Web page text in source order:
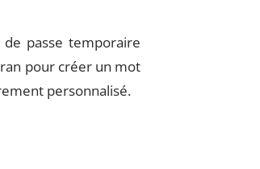
passe temporaire
pour créer un mot
personnalisé.